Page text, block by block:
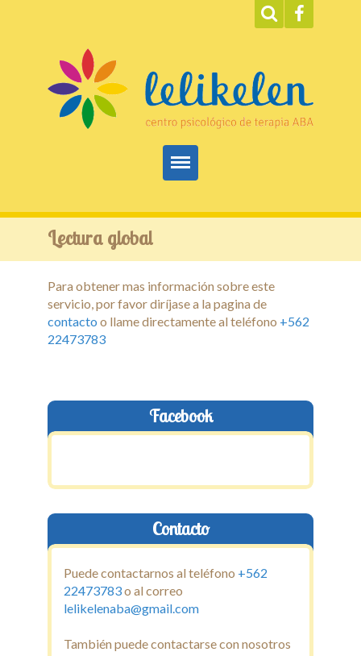
Inicio
Servicios
Terapias
Técnicas Complementarias
Galeria
Lectura global
Para obtener mas información sobre este
servicio, por favor diríjase a la pagina de
contacto o llame directamente al teléfono +562
22473783
Facebook
Contacto
Puede contactarnos al teléfono +562
22473783o al correo
lelikelenaba@gmail.com
También puede contactarse con nosotros